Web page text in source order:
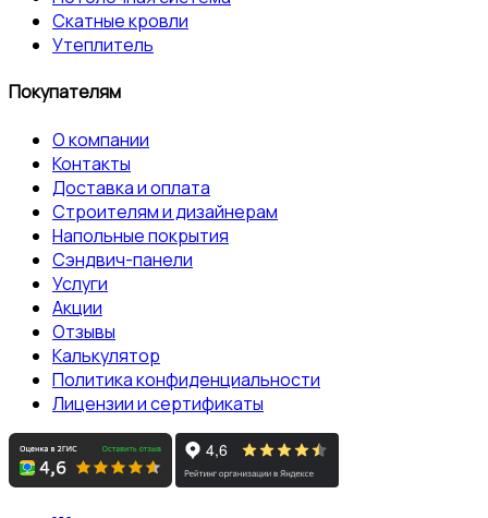
Скатные кровли
Утеплитель
Покупателям
О компании
Контакты
Доставка и оплата
Строителям и дизайнерам
Напольные покрытия
Сэндвич-панели
Услуги
Акции
Отзывы
Калькулятор
Политика конфиденциальности
Лицензии и сертификаты